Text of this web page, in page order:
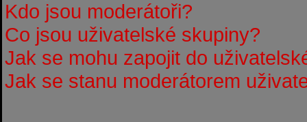
Kdo jsou moderátoři?
Co jsou uživatelské skupiny?
Jak se mohu zapojit do
Jak se stanu moderátorem